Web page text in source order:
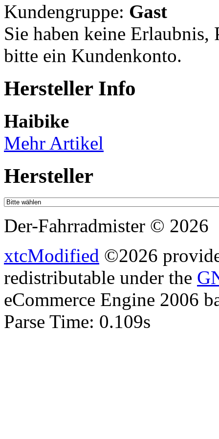
Kundengruppe: Gast
Sie haben keine Erlaubnis,
bitte ein Kundenkonto.
Hersteller Info
Haibike
Mehr Artikel
Hersteller
Der-Fahrradmister © 2026
xtcModified ©2026
redistributable under the
eCommerce Engine 2006
Parse Time: 0.109s